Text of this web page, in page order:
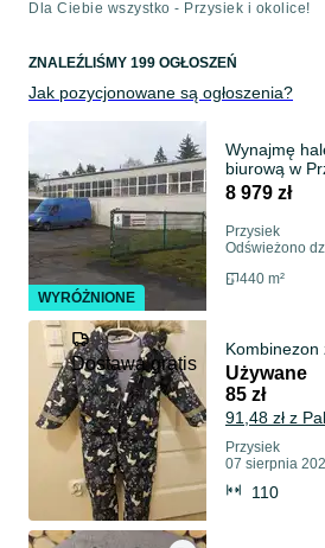
Dla Ciebie wszystko - Przysiek i okolice!
ZNALEŹLIŚMY 199 OGŁOSZEŃ
Jak pozycjonowane są ogłoszenia?
Wynajmę
biurową w
8 979 zł
Przysiek
Odświeżono
440 m²
Dostawa gratis
Kombinezon
Używane
85 zł
91,48 zł z
Przysiek
07 sierpnia
110
WYRÓŻNIONE